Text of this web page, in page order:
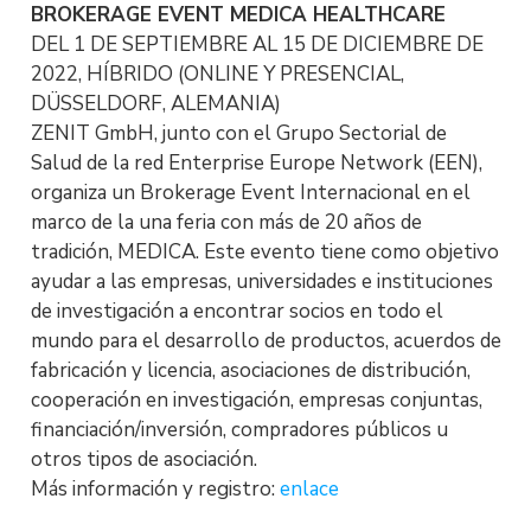
BROKERAGE EVENT MEDICA HEALTHCARE
DEL 1 DE SEPTIEMBRE AL 15 DE DICIEMBRE DE
2022, HÍBRIDO (ONLINE Y PRESENCIAL,
DÜSSELDORF, ALEMANIA)
ZENIT GmbH, junto con el Grupo Sectorial de
Salud de la red Enterprise Europe Network (EEN),
organiza un Brokerage Event Internacional en el
marco de la una feria con más de 20 años de
tradición, MEDICA. Este evento tiene como objetivo
ayudar a las empresas, universidades e instituciones
de investigación a encontrar socios en todo el
mundo para el desarrollo de productos, acuerdos de
fabricación y licencia, asociaciones de distribución,
cooperación en investigación, empresas conjuntas,
financiación/inversión, compradores públicos u
otros tipos de asociación.
Más información y registro: enlace